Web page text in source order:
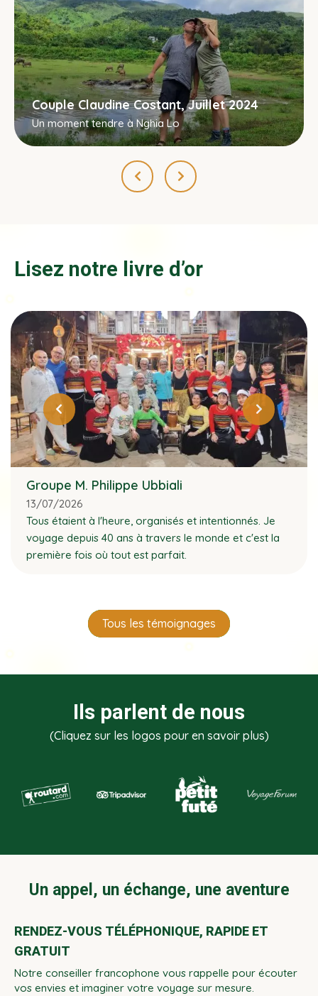
Couple Claudine Costant, Juillet 2024
Un moment tendre à Nghia Lo
Lisez notre livre d’or
Groupe M. Philippe Ubbiali
13/07/2026
Tous étaient à l'heure, organisés et intentionnés. Je
voyage depuis 40 ans à travers le monde et c'est la
première fois où tout est parfait.
Tous les témoignages
Ils parlent de nous
(Cliquez sur les logos pour en savoir plus)
Un appel, un échange, une aventure
RENDEZ-VOUS TÉLÉPHONIQUE, RAPIDE ET
GRATUIT
Notre conseiller francophone vous rappelle pour écouter
vos envies et imaginer votre voyage sur mesure.